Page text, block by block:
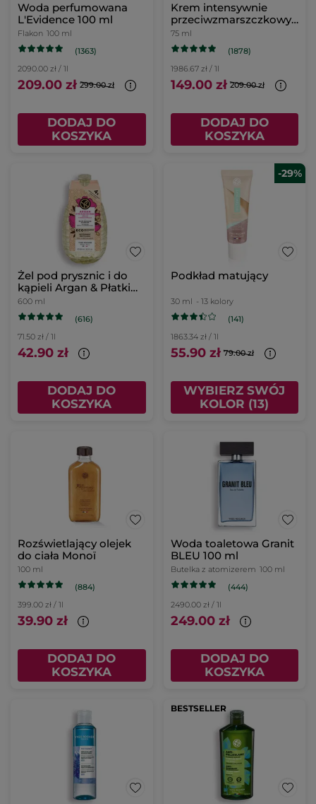
Woda perfumowana
L'Evidence 100 ml
Flakon 100 ml
(1363)
2090.00 zł / 1l
209.00 zł 299.00 zł
DODAJ DO
KOSZYKA
Krem intensywnie
przeciwzmarszczkowy
75 ml
75 ml
(1878)
1986.67 zł / 1l
149.00 zł 209.00 zł
DODAJ DO
KOSZYKA
Żel pod prysznic i do
kąpieli Argan & Płatki
róź uzupełniacz
600 ml
(616)
71.50 zł / 1l
42.90 zł
DODAJ DO
KOSZYKA
-29%
Podkład matujący
30 ml - 13 kolory
(141)
1863.34 zł / 1l
55.90 zł 79.00 zł
WYBIERZ SWÓJ
KOLOR (13)
Rozświetlający olejek
do ciała Monoï
100 ml
(884)
399.00 zł / 1l
39.90 zł
DODAJ DO
KOSZYKA
Woda toaletowa Granit
BLEU 100 ml
Butelka z atomizerem 100 ml
(444)
2490.00 zł / 1l
249.00 zł
DODAJ DO
KOSZYKA
BESTSELLER